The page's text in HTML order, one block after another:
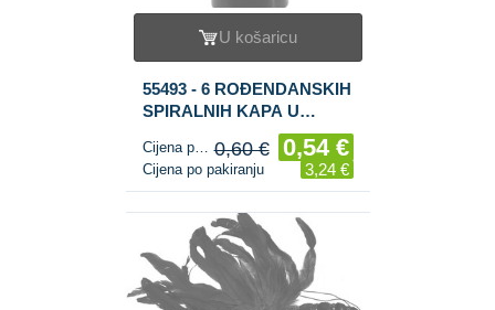
U košaricu
55493 - 6 ROĐENDANSKIH
SPIRALNIH KAPA U
Cijena po komadu 0,60 € 0,54 €
Cijena po pakiranju 3,24 €